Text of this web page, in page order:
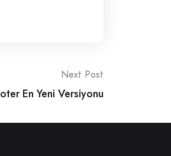
Next Post
En Yeni Versiyonu